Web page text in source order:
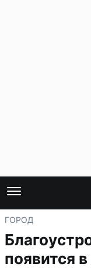
ГОРОД
появится